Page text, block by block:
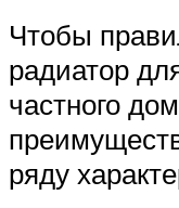
Чтобы
радиатор
частного
ряду